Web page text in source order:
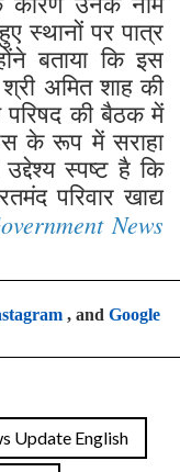
स्थानों पर पात्र
बताया कि इस
अमित शाह की
परिषद की बैठक में
के रूप में सराहा
स्पष्ट है कि
परिवार खाद्य
News
, and Google
Update English